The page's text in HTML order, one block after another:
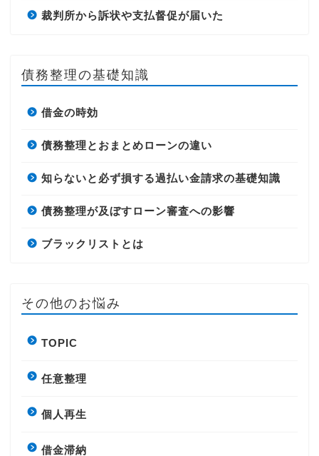
裁判所から訴状や支払督促が届いた
債務整理の基礎知識
借金の時効
債務整理とおまとめローンの違い
知らないと必ず損する過払い金請求の基礎知識
債務整理が及ぼすローン審査への影響
ブラックリストとは
その他のお悩み
TOPIC
任意整理
個人再生
借金滞納